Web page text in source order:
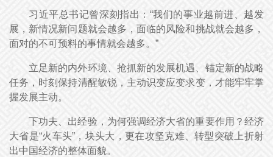
习近平总书记曾深刻指出：“我们的事业越前进、越发
展，新情况新问题就会越多，面临的风险和挑战就会越多，
面对的不可预料的事情就会越多。”
立足新的内外环境、抢抓新的发展机遇、锚定新的战略
任务，时刻保持清醒敏锐，主动识变应变求变，才能牢牢掌
握发展主动。
下功夫、出经验，为何强调经济大省的重要作用？经济
大省是“火车头”，块头大，更在攻坚克难、转型突破上折射
出中国经济的整体面貌。